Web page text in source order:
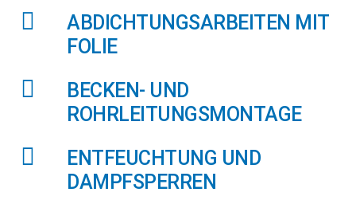
ABDICHTUNGSARBEITEN MIT
FOLIE
BECKEN- UND
ROHRLEITUNGSMONTAGE
ENTFEUCHTUNG UND
DAMPFSPERREN